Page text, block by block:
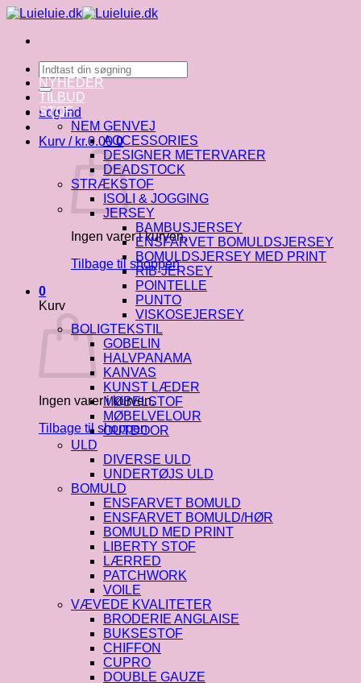
Fortsæt
indhold
Søg
efter:
Log ind
Kurv / kr.0.00 0
Ingen varer i kurven.
Tilbage til shoppen
0
Kurv
Ingen varer i kurven.
Tilbage til shoppen
NYHEDER
TILBUD
STOF
NEM GENVEJ
ACCESSORIES
DESIGNER METERVARER
DEADSTOCK
STRÆKSTOF
ISOLI & JOGGING
JERSEY
BAMBUSJERSEY
ENSFARVET BOMULDSJERSEY
BOMULDSJERSEY MED PRINT
RIB-JERSEY
POINTELLE
PUNTO
VISKOSEJERSEY
BOLIGTEKSTIL
GOBELIN
HALVPANAMA
KANVAS
KUNST LÆDER
MØBELSTOF
MØBELVELOUR
OUTDOOR
ULD
DIVERSE ULD
UNDERTØJS ULD
BOMULD
ENSFARVET BOMULD
ENSFARVET BOMULD/HØR
BOMULD MED PRINT
LIBERTY STOF
LÆRRED
PATCHWORK
VOILE
VÆVEDE KVALITETER
BRODERIE ANGLAISE
BUKSESTOF
CHIFFON
CUPRO
DOUBLE GAUZE